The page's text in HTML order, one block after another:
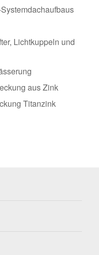
Lichtkuppeln und
aus Zink
Titanzink